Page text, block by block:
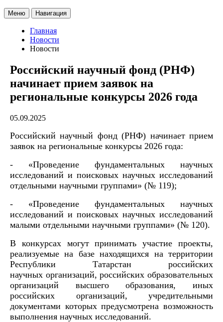
Меню Навигация
Главная
Новости
Новости
Российский научный фонд (РНФ)
начинает прием заявок на
региональные конкурсы 2026 года
05.09.2025
Российский научный фонд (РНФ) начинает прием
заявок на региональные конкурсы 2026 года:
- «Проведение фундаментальных научных
исследований и поисковых научных исследований
отдельными научными группами» (№ 119);
- «Проведение фундаментальных научных
исследований и поисковых научных исследований
малыми отдельными научными группами» (№ 120).
В конкурсах могут принимать участие проекты,
реализуемые на базе находящихся на территории
Республики Татарстан российских
научных организаций, российских образовательных
организаций высшего образования, иных
российских организаций, учредительными
документами которых предусмотрена возможность
выполнения научных исследований.